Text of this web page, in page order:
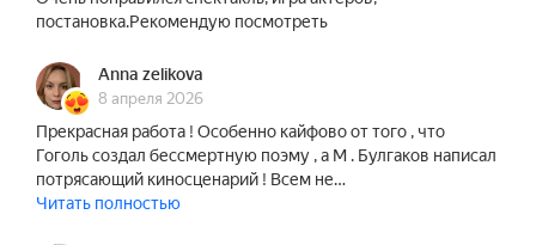
постановка.Рекомендую посмотреть
Anna zelikova
8 апреля 2026
Прекрасная работа ! Особенно кайфово от того , что
Гоголь создал бессмертную поэму , а М . Булгаков написал
потрясающий киносценарий ! Всем не…
Читать полностью